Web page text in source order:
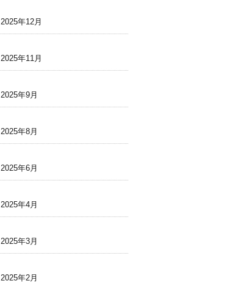
2025年12月
2025年11月
2025年9月
2025年8月
2025年6月
2025年4月
2025年3月
2025年2月